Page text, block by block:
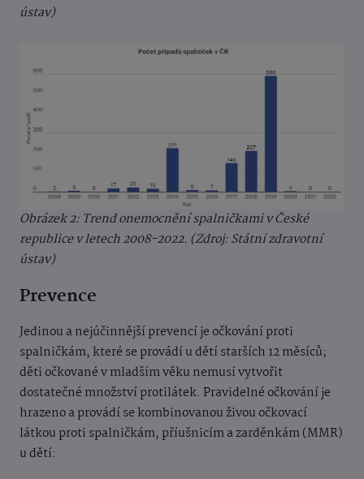
ústav)
Obrázek 2: Trend onemocnění spalničkami v České
republice v letech 2008-2022. (Zdroj: Státní zdravotní
ústav)
Prevence
Jedinou a nejúčinnější prevencí je očkování proti
spalničkám, které se provádí u dětí starších 12 měsíců;
děti očkované v mladším věku nemusí vytvořit
dostatečné množství protilátek. Pravidelné očkování je
hrazeno a provádí se kombinovanou živou očkovací
látkou proti spalničkám, příušnicím a zarděnkám (MMR)
u dětí: